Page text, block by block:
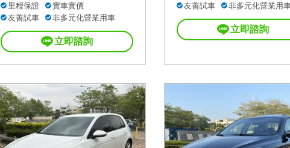
里程保證
實車實價
友善試車
非多元化營業用車
立即諮詢
友善試車
非多元化營業用
立即諮詢